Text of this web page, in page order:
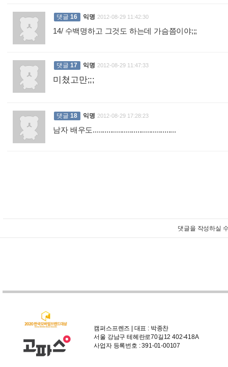
댓글 16 익명 2012-08-29 11:42:30
14/ 수백명하고 그것도 하는데 가슴쯤이야;;;
댓글 17 익명 2012-08-29 11:47:33
미쳤고만;;;
댓글 18 익명 2012-08-29 17:28:23
남자 배우도...........................................
댓글을 작성하실
캠퍼스프렌즈 | 대표 : 박종찬
서울 강남구 테헤란로70길12 402-418A
사업자 등록번호 : 391-01-00107